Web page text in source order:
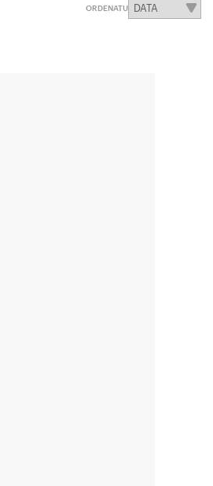
ORDENATU